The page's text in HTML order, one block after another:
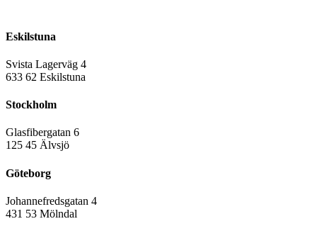
Eskilstuna
Svista Lagerväg 4
633 62 Eskilstuna
Stockholm
Glasfibergatan 6
125 45 Älvsjö
Göteborg
Johannefredsgatan 4
431 53 Mölndal